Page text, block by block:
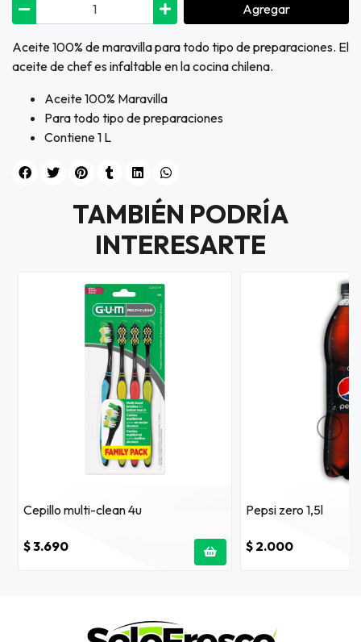
Agregar
Aceite 100% de maravilla para todo tipo de preparaciones. El
aceite de chef es infaltable en la cocina chilena.
Aceite 100% Maravilla
Para todo tipo de preparaciones
Contiene 1 L
TAMBIÉN PODRÍA
INTERESARTE
Cepillo multi-clean 4u
$ 3.690
Pepsi zero 1,5l
$ 2.000